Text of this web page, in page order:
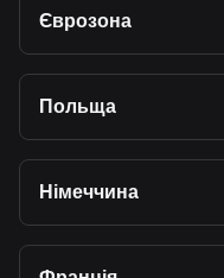
Єврозона
Польща
Німеччина